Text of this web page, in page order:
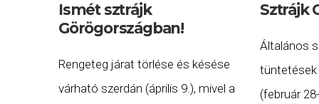
Ismét sztrájk
Görögországban!
Rengeteg járat törlése és késése
várható szerdán (április 9.), mivel a
Sztrájk
Általános
tüntetések
(február